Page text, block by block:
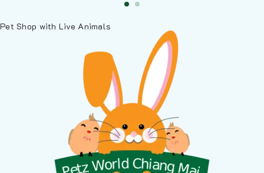
Pet Shop with Live Animals